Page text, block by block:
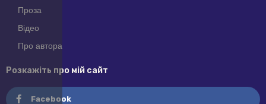
Проза
Відео
Про автора
Розкажіть про мій сайт
Facebook